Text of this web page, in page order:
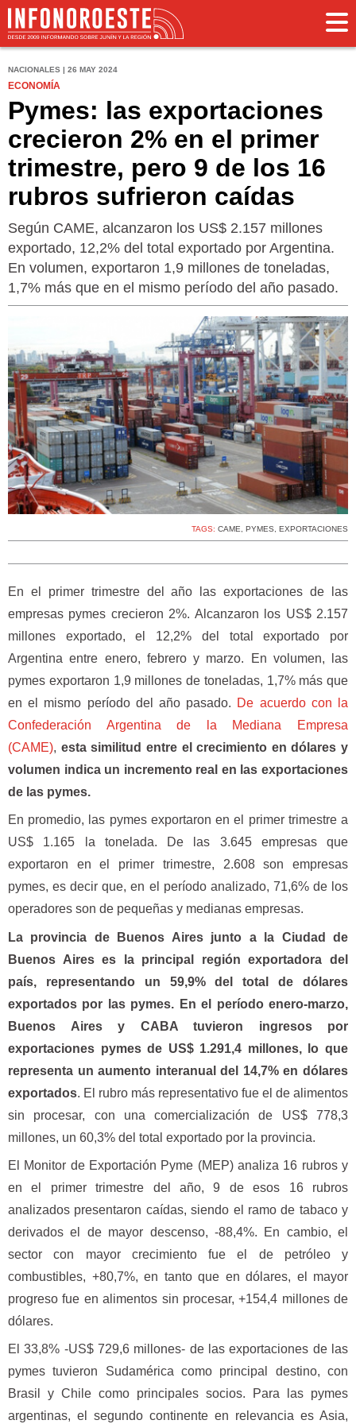
NACIONALES | 26 MAY 2024
ECONOMÍA
Pymes: las exportaciones
crecieron 2% en el primer
trimestre, pero 9 de los 16
rubros sufrieron caídas
Según CAME, alcanzaron los US$ 2.157 millones
exportado, 12,2% del total exportado por Argentina.
En volumen, exportaron 1,9 millones de toneladas,
1,7% más que en el mismo período del año pasado.
TAGS: CAME, PYMES, EXPORTACIONES
En el primer trimestre del año las exportaciones de las
empresas pymes crecieron 2%. Alcanzaron los US$ 2.157
millones exportado, el 12,2% del total exportado por
Argentina entre enero, febrero y marzo. En volumen, las
pymes exportaron 1,9 millones de toneladas, 1,7% más que
en el mismo período del año pasado. De acuerdo con la
Confederación Argentina de la Mediana Empresa
(CAME), esta similitud entre el crecimiento en dólares y
volumen indica un incremento real en las exportaciones
de las pymes.
En promedio, las pymes exportaron en el primer trimestre a
US$ 1.165 la tonelada. De las 3.645 empresas que
exportaron en el primer trimestre, 2.608 son empresas
pymes, es decir que, en el período analizado, 71,6% de los
operadores son de pequeñas y medianas empresas.
La provincia de Buenos Aires junto a la Ciudad de
Buenos Aires es la principal región exportadora del
país, representando un 59,9% del total de dólares
exportados por las pymes. En el período enero-marzo,
Buenos Aires y CABA tuvieron ingresos por
exportaciones pymes de US$ 1.291,4 millones, lo que
representa un aumento interanual del 14,7% en dólares
exportados. El rubro más representativo fue el de alimentos
sin procesar, con una comercialización de US$ 778,3
millones, un 60,3% del total exportado por la provincia.
El Monitor de Exportación Pyme (MEP) analiza 16 rubros y
en el primer trimestre del año, 9 de esos 16 rubros
analizados presentaron caídas, siendo el ramo de tabaco y
derivados el de mayor descenso, -88,4%. En cambio, el
sector con mayor crecimiento fue el de petróleo y
combustibles, +80,7%, en tanto que en dólares, el mayor
progreso fue en alimentos sin procesar, +154,4 millones de
dólares.
El 33,8% -US$ 729,6 millones- de las exportaciones de las
pymes tuvieron Sudamérica como principal destino, con
Brasil y Chile como principales socios. Para las pymes
argentinas, el segundo continente en relevancia es Asia,